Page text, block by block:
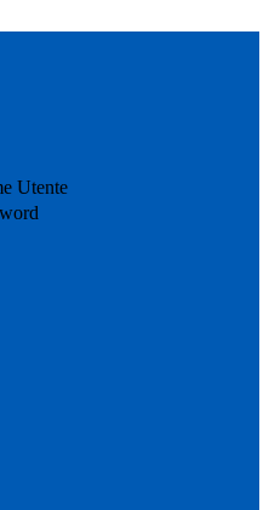
Utente